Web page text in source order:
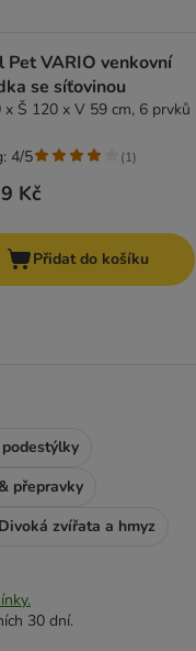
Pet VARIO venkovní
se síťovinou
x Š 120 x V 59 cm, 6 prvků
Kč
4/5 (1)
Přidat do košíku
přepravky
Divoká zvířata a hmyz
30 dní.